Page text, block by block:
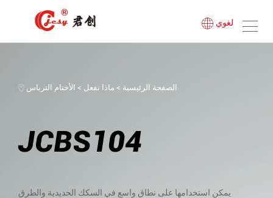
لغوي
الصفحة الرئيسية > ماذا نفعل > الأختام الترباس
JCBS104
يمكن استخدامها على نطاق واسع في السكك الحديدية والطرق